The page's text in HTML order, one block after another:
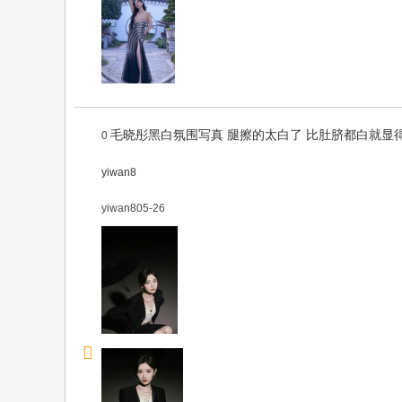
0 毛晓彤黑白氛围写真 ​​​腿擦的太白了 比肚脐都白就显
yiwan8
yiwan805-26